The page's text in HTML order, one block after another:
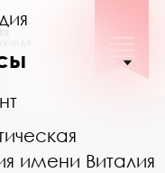
имени Виталия